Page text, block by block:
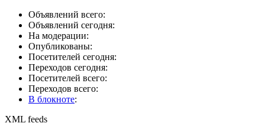
Объявлений всего:
Объявлений сегодня:
На модерации:
Опубликованы:
Посетителей сегодня:
Переходов сегодня:
Посетителей всего:
Переходов всего:
В блокноте:
XML feeds